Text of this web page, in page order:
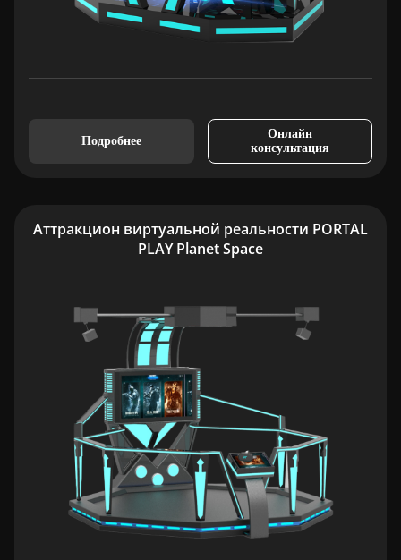
Подробнее
Онлайн
консультация
Аттракцион виртуальной реальности PORTAL
PLAY Planet Space